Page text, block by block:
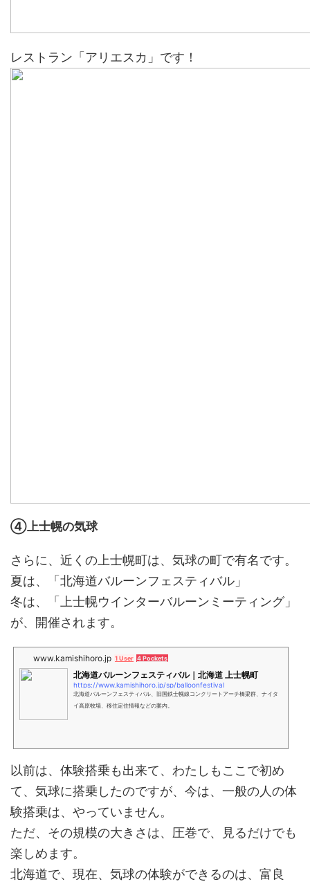
レストラン「アリエスカ」です！
④上士幌の気球
さらに、近くの上士幌町は、気球の町で有名です。
夏は、「北海道バルーンフェスティバル」
冬は、「上士幌ウインターバルーンミーティング」
が、開催されます。
www.kamishihoro.jp 1 User 4 Pockets
北海道バルーンフェスティバル｜北海道 上士幌町
https://www.kamishihoro.jp/sp/balloonfestival
北海道バルーンフェスティバル、旧国鉄士幌線コンクリートアーチ橋梁群、ナイタ
イ高原牧場、移住定住情報などの案内。
以前は、体験搭乗も出来て、わたしもここで初め
て、気球に搭乗したのですが、今は、一般の人の体
験搭乗は、やっていません。
ただ、その規模の大きさは、圧巻で、見るだけでも
楽しめます。
北海道で、現在、気球の体験ができるのは、富良